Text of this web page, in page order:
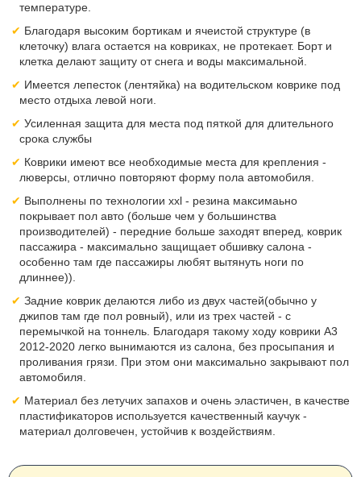
температуре.
Благодаря высоким бортикам и ячеистой структуре (в
клеточку) влага остается на ковриках, не протекает. Борт и
клетка делают защиту от снега и воды максимальной.
Имеется лепесток (лентяйка) на водительском коврике под
место отдыха левой ноги.
Усиленная защита для места под пяткой для длительного
срока службы
Коврики имеют все необходимые места для крепления -
люверсы, отлично повторяют форму пола автомобиля.
Выполнены по технологии xxl - резина максимаьно
покрывает пол авто (больше чем у большинства
производителей) - передние больше заходят вперед, коврик
пассажира - максимально защищает обшивку салона -
особенно там где пассажиры любят вытянуть ноги по
длиннее)).
Задние коврик делаются либо из двух частей(обычно у
джипов там где пол ровный), или из трех частей - с
перемычкой на тоннель. Благодаря такому ходу коврики A3
2012-2020 легко вынимаются из салона, без просыпания и
проливания грязи. При этом они максимально закрывают пол
автомобиля.
Материал без летучих запахов и очень эластичен, в качестве
пластификаторов используется качественный каучук -
материал долговечен, устойчив к воздействиям.